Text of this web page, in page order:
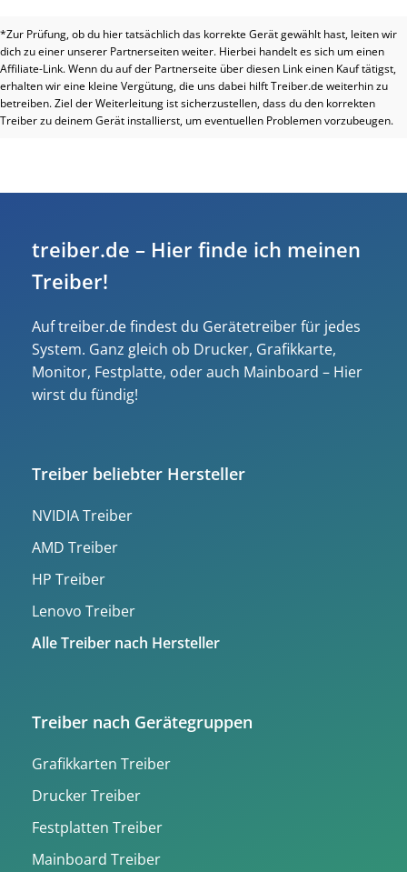
*Zur Prüfung, ob du hier tatsächlich das korrekte Gerät gewählt hast, leiten wir
dich zu einer unserer Partnerseiten weiter. Hierbei handelt es sich um einen
Affiliate-Link. Wenn du auf der Partnerseite über diesen Link einen Kauf tätigst,
erhalten wir eine kleine Vergütung, die uns dabei hilft Treiber.de weiterhin zu
betreiben. Ziel der Weiterleitung ist sicherzustellen, dass du den korrekten
Treiber zu deinem Gerät installierst, um eventuellen Problemen vorzubeugen.
treiber.de – Hier finde ich meinen
Treiber!
Auf treiber.de findest du Gerätetreiber für jedes
System. Ganz gleich ob Drucker, Grafikkarte,
Monitor, Festplatte, oder auch Mainboard – Hier
wirst du fündig!
Treiber beliebter Hersteller
NVIDIA Treiber
AMD Treiber
HP Treiber
Lenovo Treiber
Alle Treiber nach Hersteller
Treiber nach Gerätegruppen
Grafikkarten Treiber
Drucker Treiber
Festplatten Treiber
Mainboard Treiber